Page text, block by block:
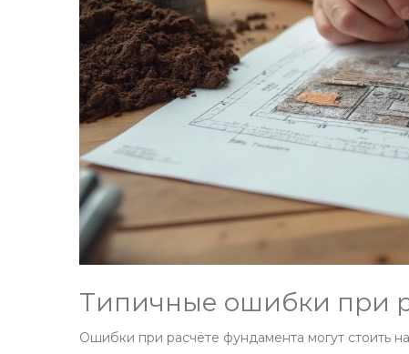
Типичные ошибки при
Ошибки при расчёте фундамента могут стоить